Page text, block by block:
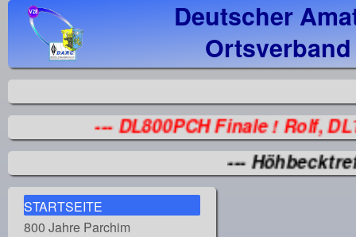
Deutscher
--- DL800PCH Finale ! Rolf,
---
STARTSEITE
800 Jahre Parchim